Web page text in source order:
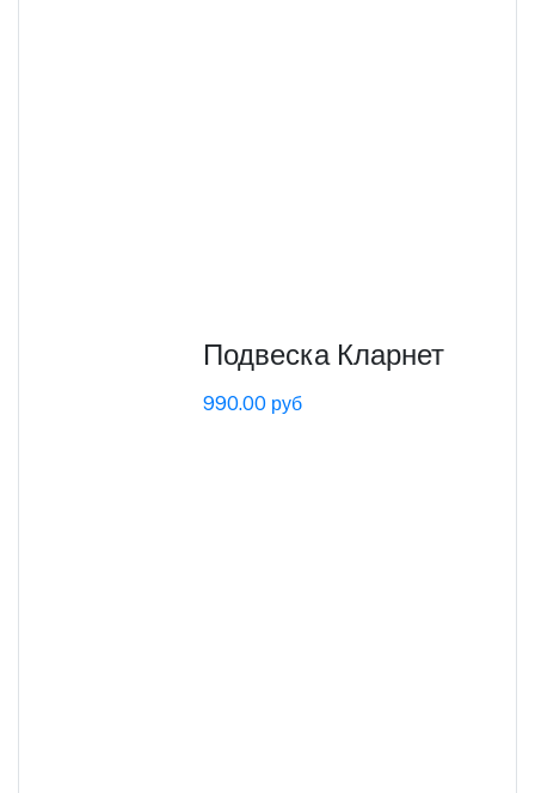
Подвеска Кларнет
990.00 руб